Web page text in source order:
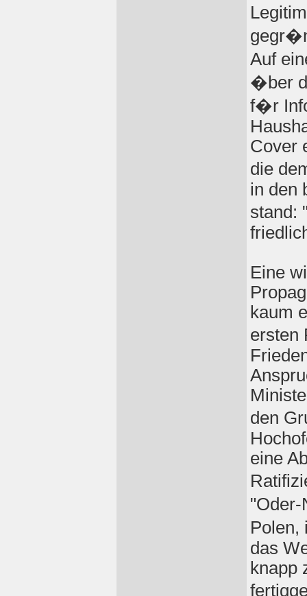
Auf
�ber
f�r
Cover
die
in den
stand:
Eine
kaum
den
eine
Polen,
das
knapp